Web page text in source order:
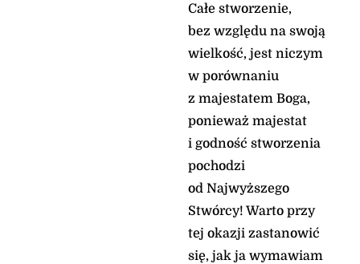
Całe stworzenie,
bez względu na swoją
wielkość, jest niczym
w porównaniu
z majestatem Boga,
ponieważ majestat
i godność stworzenia
pochodzi
od Najwyższego
Stwórcy! Warto przy
tej okazji zastanowić
się, jak ja wymawiam